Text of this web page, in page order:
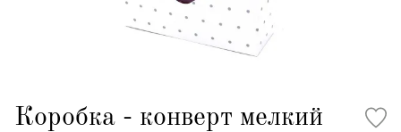
Коробка - конверт мелкий